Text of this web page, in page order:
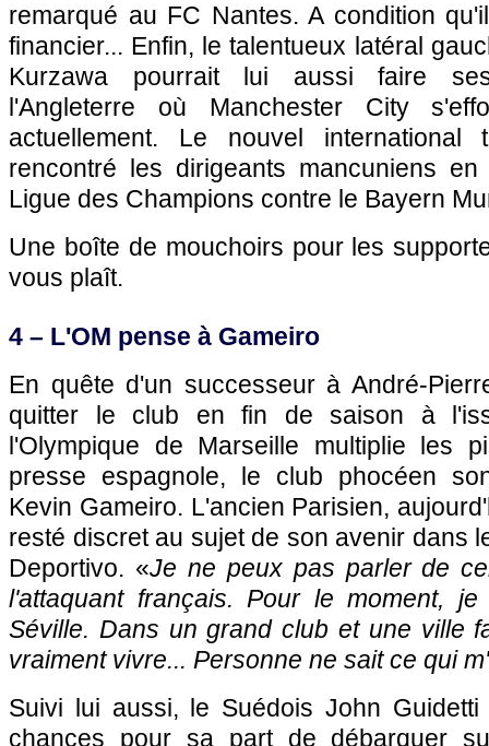
remarqué au FC Nantes. A condition
financier... Enfin, le talentueux latéral
Kurzawa pourrait lui aussi faire
l'Angleterre où Manchester City
actuellement. Le nouvel international
rencontré les dirigeants mancuniens
Ligue des Champions contre le Bayern
Une boîte de mouchoirs pour les
vous plaît.
4 – L'OM pense à Gameiro
En quête d'un successeur à André-
quitter le club en fin de saison à
l'Olympique de Marseille multiplie les
presse espagnole, le club phocéen
Kevin Gameiro. L'ancien Parisien,
resté discret au sujet de son avenir dans
Deportivo. «Je ne peux pas parler de
l'attaquant français. Pour le moment,
Séville. Dans un grand club et une ville
vraiment vivre... Personne ne sait ce qui
Suivi lui aussi, le Suédois John
chances pour sa part de débarquer